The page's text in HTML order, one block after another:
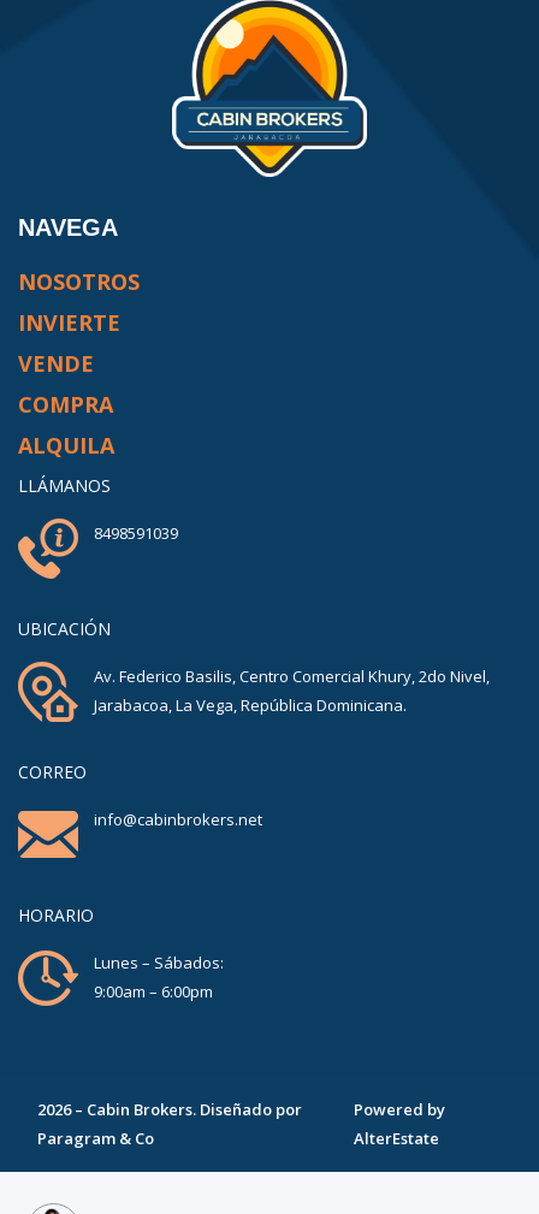
NAVEGA
NOSOTROS
INVIERTE
VENDE
COMPRA
ALQUILA
LLÁMANOS
8498591039
UBICACIÓN
Av. Federico Basilis, Centro Comercial Khury, 2do Nivel,
Jarabacoa, La Vega, República Dominicana.
CORREO
info@cabinbrokers.net
HORARIO
Lunes – Sábados:
9:00am – 6:00pm
2026– Cabin Brokers. Diseñado por
Paragram & Co
Powered by
AlterEstate